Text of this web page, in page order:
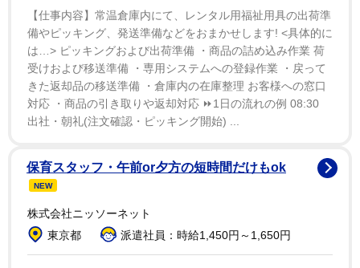
だったことはない」と認めていた。2019年にデビューア
ルバム「ホエン・ウィ・オール・フォール・アスリー
プ、ホエア・ドゥ・ウィ・ゴー?」をリリースして以
来、大きな成功を収めてきたビリーだが、自身のメンタ
ルヘルスについて「ローリング・ストーン」誌のインタ
ビューで、こう語っていた。「（最近のメンタルヘルス
通して、私は本当に幸せな人間じゃなかった。陽気な人
間ではあったけれど、幸せな人間じゃなかった。喜びや
笑いを感じ、物事の楽しさを見つけることはできるけれ
ど、うつ病を抱えている人間だから」
【仕事内容】常温倉庫内にて、レンタル用福祉用具の出荷準
備やピッキング、発送準備などをおまかせします! <具体的に
は…> ピッキングおよび出荷準備 ・商品の詰め込み作業 荷
受けおよび移送準備 ・専用システムへの登録作業 ・戻って
きた返却品の移送準備 ・倉庫内の在庫整理 お客様への窓口
対応 ・商品の引き取りや返却対応 ⏩1日の流れの例 08:30
出社・朝礼(注文確認・ピッキング開始) ...
保育スタッフ・午前or夕方の短時間だけもok
NEW
株式会社ニッソーネット
東京都
派遣社員：時給1,450円～1,650円